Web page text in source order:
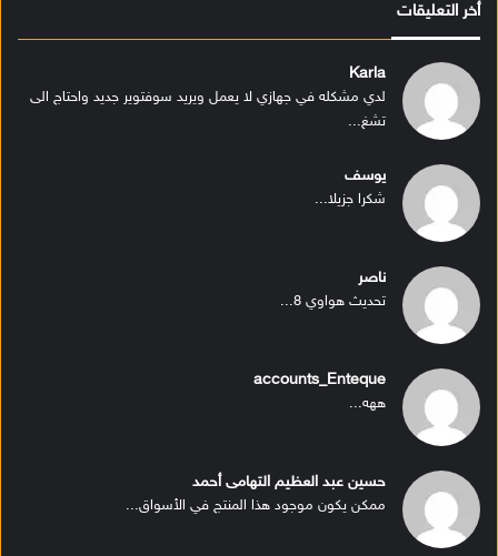
أخر التعليقات
Karla
لدي مشكله في جهازي لا يعمل ويريد سوفتوير جديد واحتاج الى
تشغ...
يوسف
شكرا جزيلا...
ناصر
تحديث هواوي 8...
accounts_Enteque
ههه...
حسين عبد العظيم التهامى أحمد
ممكن يكون موجود هذا المنتج في الأسواق...